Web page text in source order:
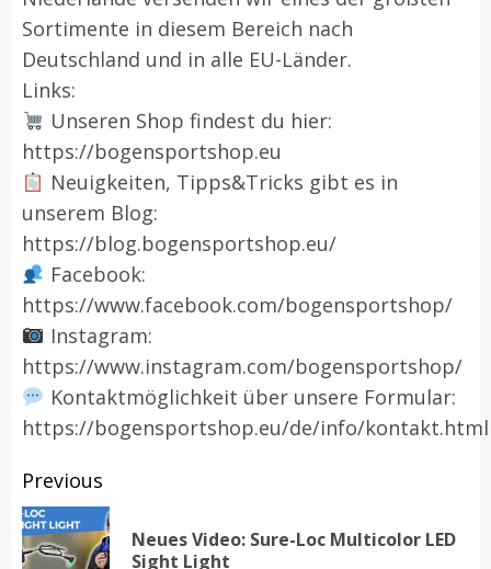
Sortimente in diesem Bereich nach
Deutschland und in alle EU-Länder.
Links:
Unseren Shop findest du hier:
https://bogensportshop.eu
Neuigkeiten, Tipps&Tricks gibt es in
unserem Blog:
https://blog.bogensportshop.eu/
Facebook:
https://www.facebook.com/bogensportshop/
Instagram:
https://www.instagram.com/bogensportshop/
Kontaktmöglichkeit über unsere Formular:
https://bogensportshop.eu/de/info/kontakt.html
Post
navigation
Previous
Neues Video: Sure-Loc Multicolor LED
Sight Light